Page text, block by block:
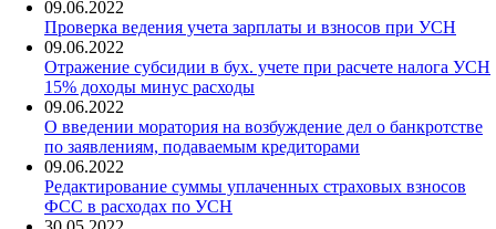
09.06.2022
Проверка ведения учета зарплаты и взносов при УСН
09.06.2022
Отражение субсидии в бух. учете при расчете налога УСН
15% доходы минус расходы
09.06.2022
О введении моратория на возбуждение дел о банкротстве
по заявлениям, подаваемым кредиторами
09.06.2022
Редактирование суммы уплаченных страховых взносов
ФСС в расходах по УСН